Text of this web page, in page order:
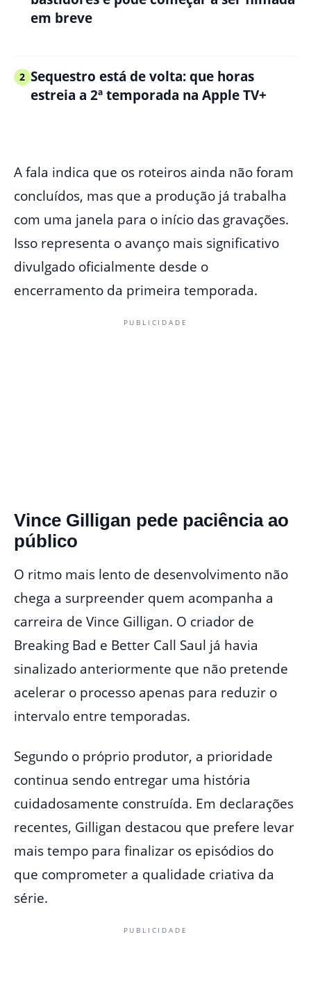
em breve
2 Sequestro está de volta: que horas
estreia a 2ª temporada na Apple TV+
A fala indica que os roteiros ainda não foram
concluídos, mas que a produção já trabalha
com uma janela para o início das gravações.
Isso representa o avanço mais significativo
divulgado oficialmente desde o
encerramento da primeira temporada.
PUBLICIDADE
Vince Gilligan pede paciência ao
público
O ritmo mais lento de desenvolvimento não
chega a surpreender quem acompanha a
carreira de Vince Gilligan. O criador de
Breaking Bad e Better Call Saul já havia
sinalizado anteriormente que não pretende
acelerar o processo apenas para reduzir o
intervalo entre temporadas.
Segundo o próprio produtor, a prioridade
continua sendo entregar uma história
cuidadosamente construída. Em declarações
recentes, Gilligan destacou que prefere levar
mais tempo para finalizar os episódios do
que comprometer a qualidade criativa da
série.
PUBLICIDADE